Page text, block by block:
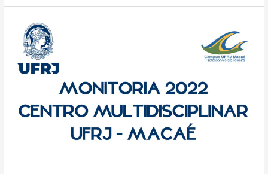
Notificação
Setor
de
retificação
no